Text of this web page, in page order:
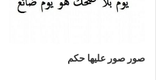
صور صور عليها حكم